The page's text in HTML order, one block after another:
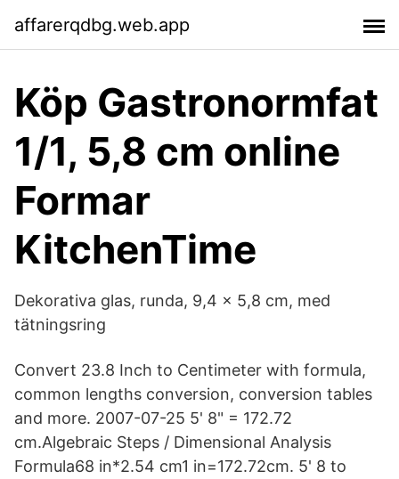
affarerqdbg.web.app
Köp Gastronormfat
1/1, 5,8 cm online
Formar
KitchenTime
Dekorativa glas, runda, 9,4 x 5,8 cm, med
tätningsring
Convert 23.8 Inch to Centimeter with formula,
common lengths conversion, conversion tables
and more. 2007-07-25 5' 8" = 172.72
cm.Algebraic Steps / Dimensional Analysis
Formula68 in*2.54 cm1 in=172.72cm. 5' 8 to